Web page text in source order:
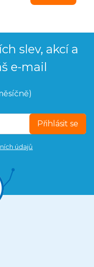
slev, akcí a
e-mail
Přihlásit se
údajů